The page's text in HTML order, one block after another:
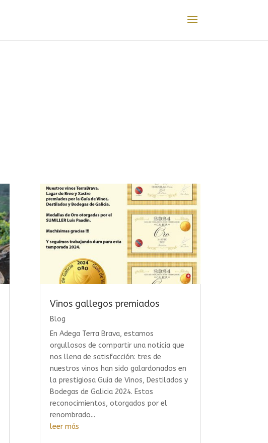
Vinos gallegos premiados
Blog
En Adega Terra Brava, estamos
orgullosos de compartir una noticia que
nos llena de satisfacción: tres de
nuestros vinos han sido galardonados en
la prestigiosa Guía de Vinos, Destilados y
Bodegas de Galicia 2024. Estos
reconocimientos, otorgados por el
renombrado...
leer más